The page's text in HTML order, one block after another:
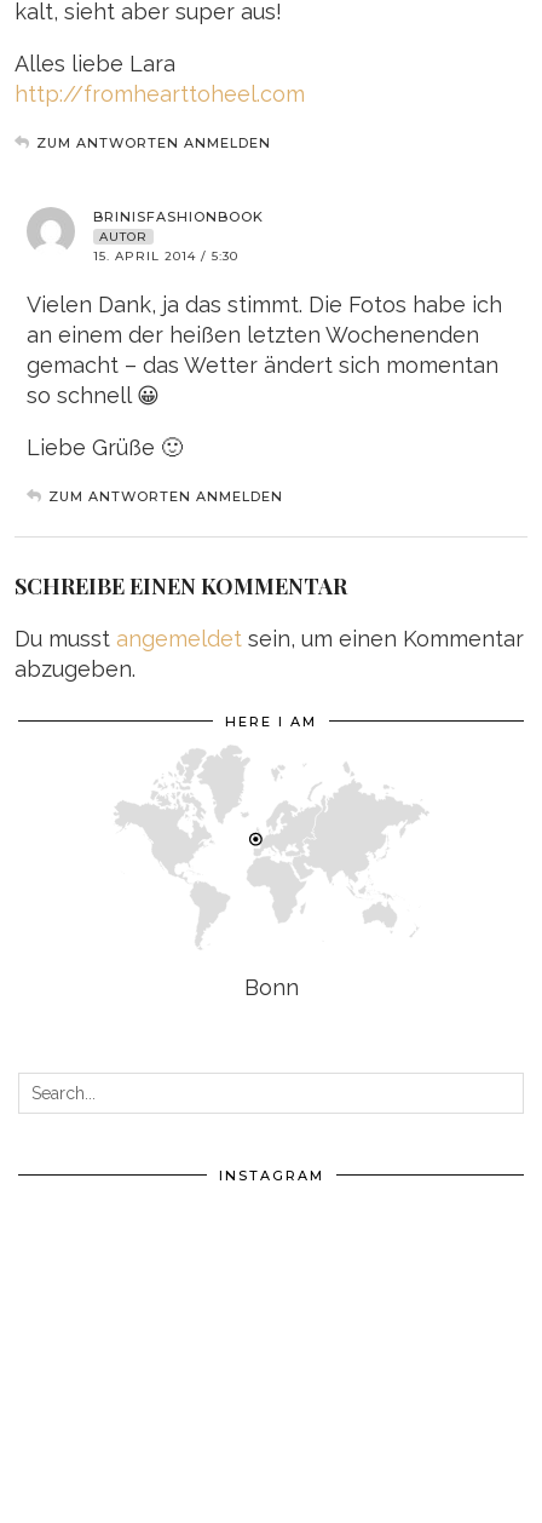
kalt, sieht aber super aus!
Alles liebe Lara
http://fromhearttoheel.com
ZUM ANTWORTEN ANMELDEN
BRINISFASHIONBOOK
AUTOR
15. APRIL 2014 / 5:30
Vielen Dank, ja das stimmt. Die Fotos habe ich
an einem der heißen letzten Wochenenden
gemacht – das Wetter ändert sich momentan
so schnell 😀
Liebe Grüße 🙂
ZUM ANTWORTEN ANMELDEN
SCHREIBE EINEN KOMMENTAR
Du musst angemeldet sein, um einen Kommentar
abzugeben.
HERE I AM
Bonn
INSTAGRAM